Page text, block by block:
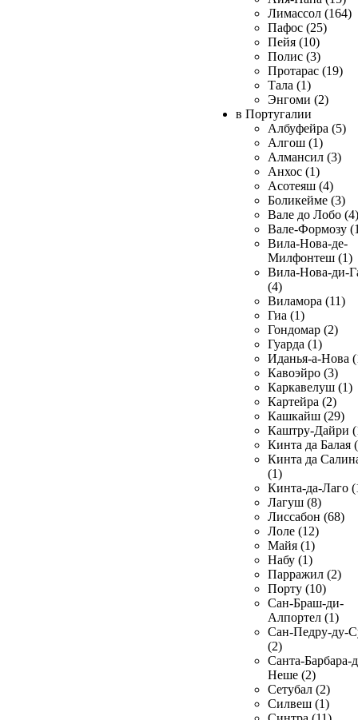
Лимассол (164)
Пафос (25)
Пейя (10)
Полис (3)
Протарас (19)
Тала (1)
Энгоми (2)
в Португалии
Албуфейра (5)
Алгош (1)
Алмансил (3)
Анхос (1)
Асотеяш (4)
Боликейме (3)
Вале до Лобо (4)
Вале-Формозу
Вила-Нова-де-
Милфонтеш (1)
Вила-Нова-ди-
(4)
Виламора (11)
Гиа (1)
Гондомар (2)
Гуарда (1)
Иданья-а-Нова
Кавоэйро (3)
Каркавелуш (1)
Картейра (2)
Кашкайш (29)
Каштру-Дайри
Кинта да Балая
Кинта да
(1)
Кинта-да-Лаго
Лагуш (8)
Лиссабон (68)
Лоле (12)
Майя (1)
Набу (1)
Парражил (2)
Порту (10)
Сан-Браш-ди-
Алпортел (1)
Сан-Педру-ду-
(2)
Санта-Барбара-
Неше (2)
Сетубал (2)
Силвеш (1)